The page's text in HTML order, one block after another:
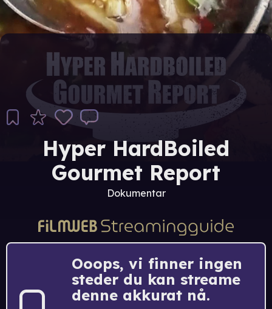
Hyper HardBoiled
Gourmet Report
Dokumentar
Ooops, vi finner ingen
steder du kan streame
denne akkurat nå.